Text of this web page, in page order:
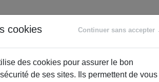
ACCOMPAGNEMENT
cookies Continuer sans accepter
des cookies pour assurer le bon
de ses sites. Ils permettent de vous